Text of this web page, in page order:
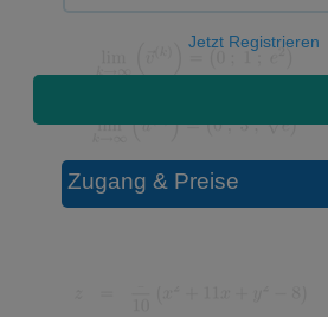
Jetzt Registrieren
Zugang & Preise